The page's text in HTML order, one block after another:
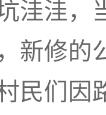
洼洼，
新修的
民们因